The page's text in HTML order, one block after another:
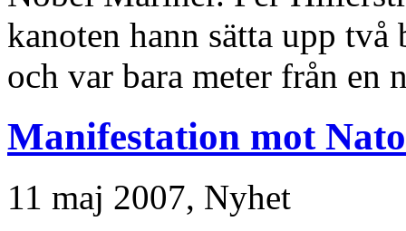
kanoten hann sätta upp
och var bara meter från en
Manifestation mot
11 maj 2007, Nyhet